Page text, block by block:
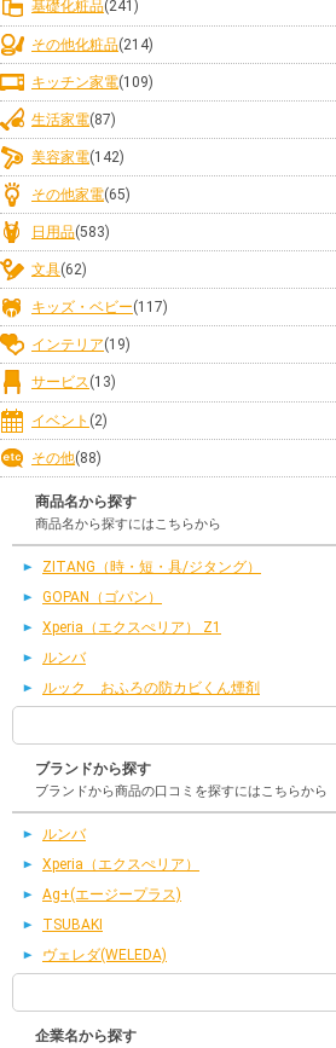
基礎化粧品(241)
その他化粧品(214)
キッチン家電(109)
生活家電(87)
美容家電(142)
その他家電(65)
日用品(583)
文具(62)
キッズ・ベビー(117)
インテリア(19)
サービス(13)
イベント (2)
その他(88)
商品名から探す
商品名から探すにはこちらから
ZITANG（時・短・具/ジタング）
GOPAN（ゴパン）
Xperia（エクスぺリア） Z1
ルンバ
ルック おふろの防カビくん煙剤
ブランドから探す
ブランドから商品の口コミを探すにはこちらから
ルンバ
Xperia（エクスぺリア）
Ag+(エージープラス)
TSUBAKI
ヴェレダ(WELEDA)
企業名から探す